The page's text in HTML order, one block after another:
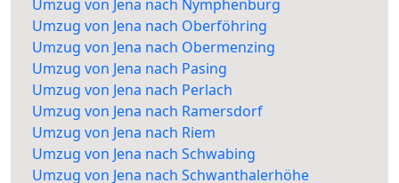
Umzug von Jena nach Nymphenburg
Umzug von Jena nach Oberföhring
Umzug von Jena nach Obermenzing
Umzug von Jena nach Pasing
Umzug von Jena nach Perlach
Umzug von Jena nach Ramersdorf
Umzug von Jena nach Riem
Umzug von Jena nach Schwabing
Umzug von Jena nach Schwanthalerhöhe